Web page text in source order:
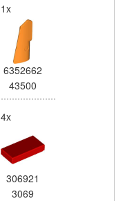
1x
6352662
43500
4x
306921
3069